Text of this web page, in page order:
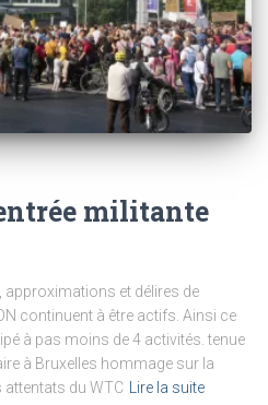
militante
et délires de
continuent à être actifs. Ainsi ce
à pas moins de 4 activités. tenue
à Bruxelles hommage sur la
du WTC Lire la suite